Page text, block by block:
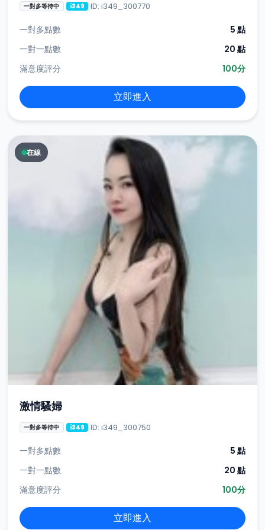
一對多等待中 i349 ID: i349_300770
一對多點數
5 點
一對一點數
20 點
滿意度評分
100分
立即進入
在線
激情騷婦
一對多等待中 i349 ID: i349_300750
一對多點數
5 點
一對一點數
20 點
滿意度評分
100分
立即進入